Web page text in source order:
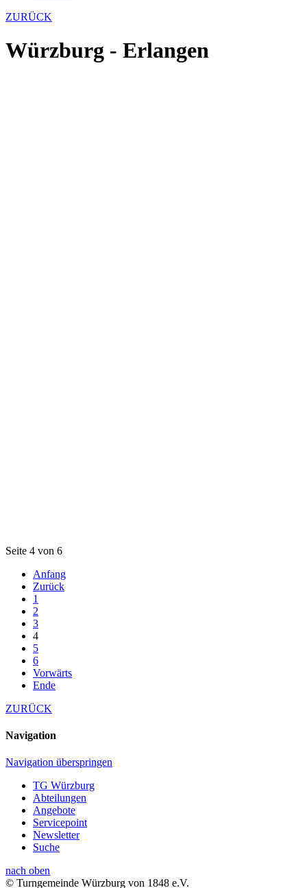
ZURÜCK
Würzburg - Erlangen
Seite 4 von 6
Anfang
Zurück
1
2
3
4
5
6
Vorwärts
Ende
ZURÜCK
Navigation
Navigation überspringen
TG Würzburg
Abteilungen
Angebote
Servicepoint
Newsletter
Suche
nach oben
© Turngemeinde Würzburg von 1848 e.V.